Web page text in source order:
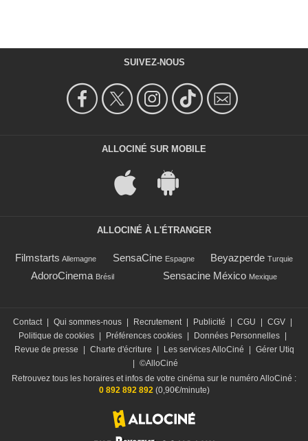
SUIVEZ-NOUS
ALLOCINÉ SUR MOBILE
ALLOCINÉ À L'ÉTRANGER
Filmstarts Allemagne SensaCine Espagne Beyazperde Turquie
AdoroCinema Brésil Sensacine México Mexique
Contact Qui sommes-nous Recrutement Publicité CGU CGV
Politique de cookies
Préférences cookies Données Personnelles
Revue de presse
Charte d'écriture Les services AlloCiné
Gérer Utiq
©AlloCiné
Retrouvez tous les horaires et infos de votre cinéma sur le numéro AlloCiné :
0 892 892 892(0,90€/minute)